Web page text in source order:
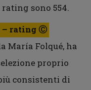
sono 554.
– rating Ⓒ
María Folqué, ha
proprio
consistenti di